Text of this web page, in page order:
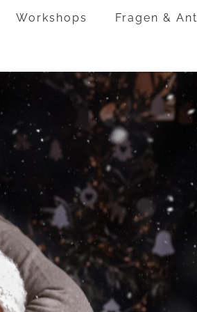
Workshops Fragen &